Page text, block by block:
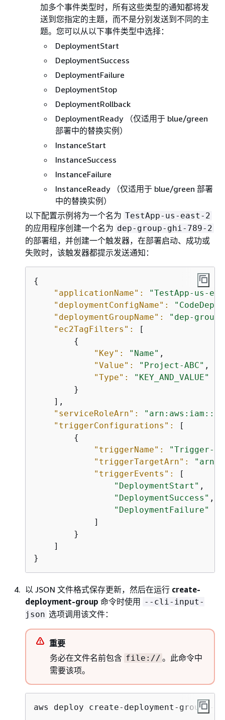
加多个事件类型时，所有这些类型的通知都将发
送到您指定的主题，而不是分别发送到不同的主
题。您可以从以下事件类型中选择：
DeploymentStart
DeploymentSuccess
DeploymentFailure
DeploymentStop
DeploymentRollback
DeploymentReady （仅适用于 blue/green
部署中的替换实例）
InstanceStart
InstanceSuccess
InstanceFailure
InstanceReady （仅适用于 blue/green 部署
中的替换实例）
以下配置示例将为一个名为 TestApp-us-east-2
的应用程序创建一个名为 dep-group-ghi-789-2
的部署组，并创建一个触发器，在部署启动、成功或
失败时，该触发器都提示发送通知：
{
"applicationName":
"TestApp-us-
"deploymentConfigName":
"deploymentGroupName":
"dep-
"ec2TagFilters":
[
{
"Key":
"Name" ,
"Value":
"Project-ABC" ,
"Type":
"KEY_AND_VALUE"
        }
    ],
"serviceRoleArn":
"triggerConfigurations":
[
{
"triggerName":
"Trigger-
"triggerTargetArn":
"triggerEvents":
[
"DeploymentStart" ,
"DeploymentSuccess" ,
"DeploymentFailure"
            ]
        }
    ]
}
以 JSON 文件格式保存更新，然后在运行 create-
deployment-group 命令时使用
--cli-input-
json 选项调用该文件：
重要
务必在文件名前包含 file:// 。此命令中
需要该项。
aws deploy create-deployment-